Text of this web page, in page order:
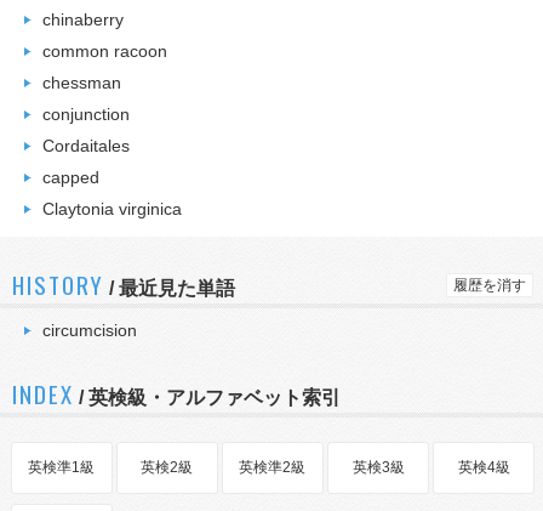
chinaberry
common racoon
chessman
conjunction
Cordaitales
capped
Claytonia virginica
HISTORY /最近見た単語 履歴を消す
circumcision
INDEX / 英検級・アルファベット索引
英検準1級 英検2級 英検準2級 英検3級 英検4級